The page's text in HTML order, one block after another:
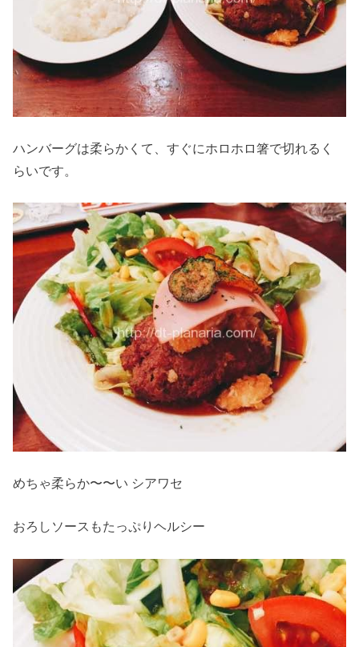
ハンバーグは柔らかくて、すぐにホロホロ箸で切れるく
らいです。
めちゃ柔らか〜〜い シアワセ
おろしソースもたっぷりヘルシー